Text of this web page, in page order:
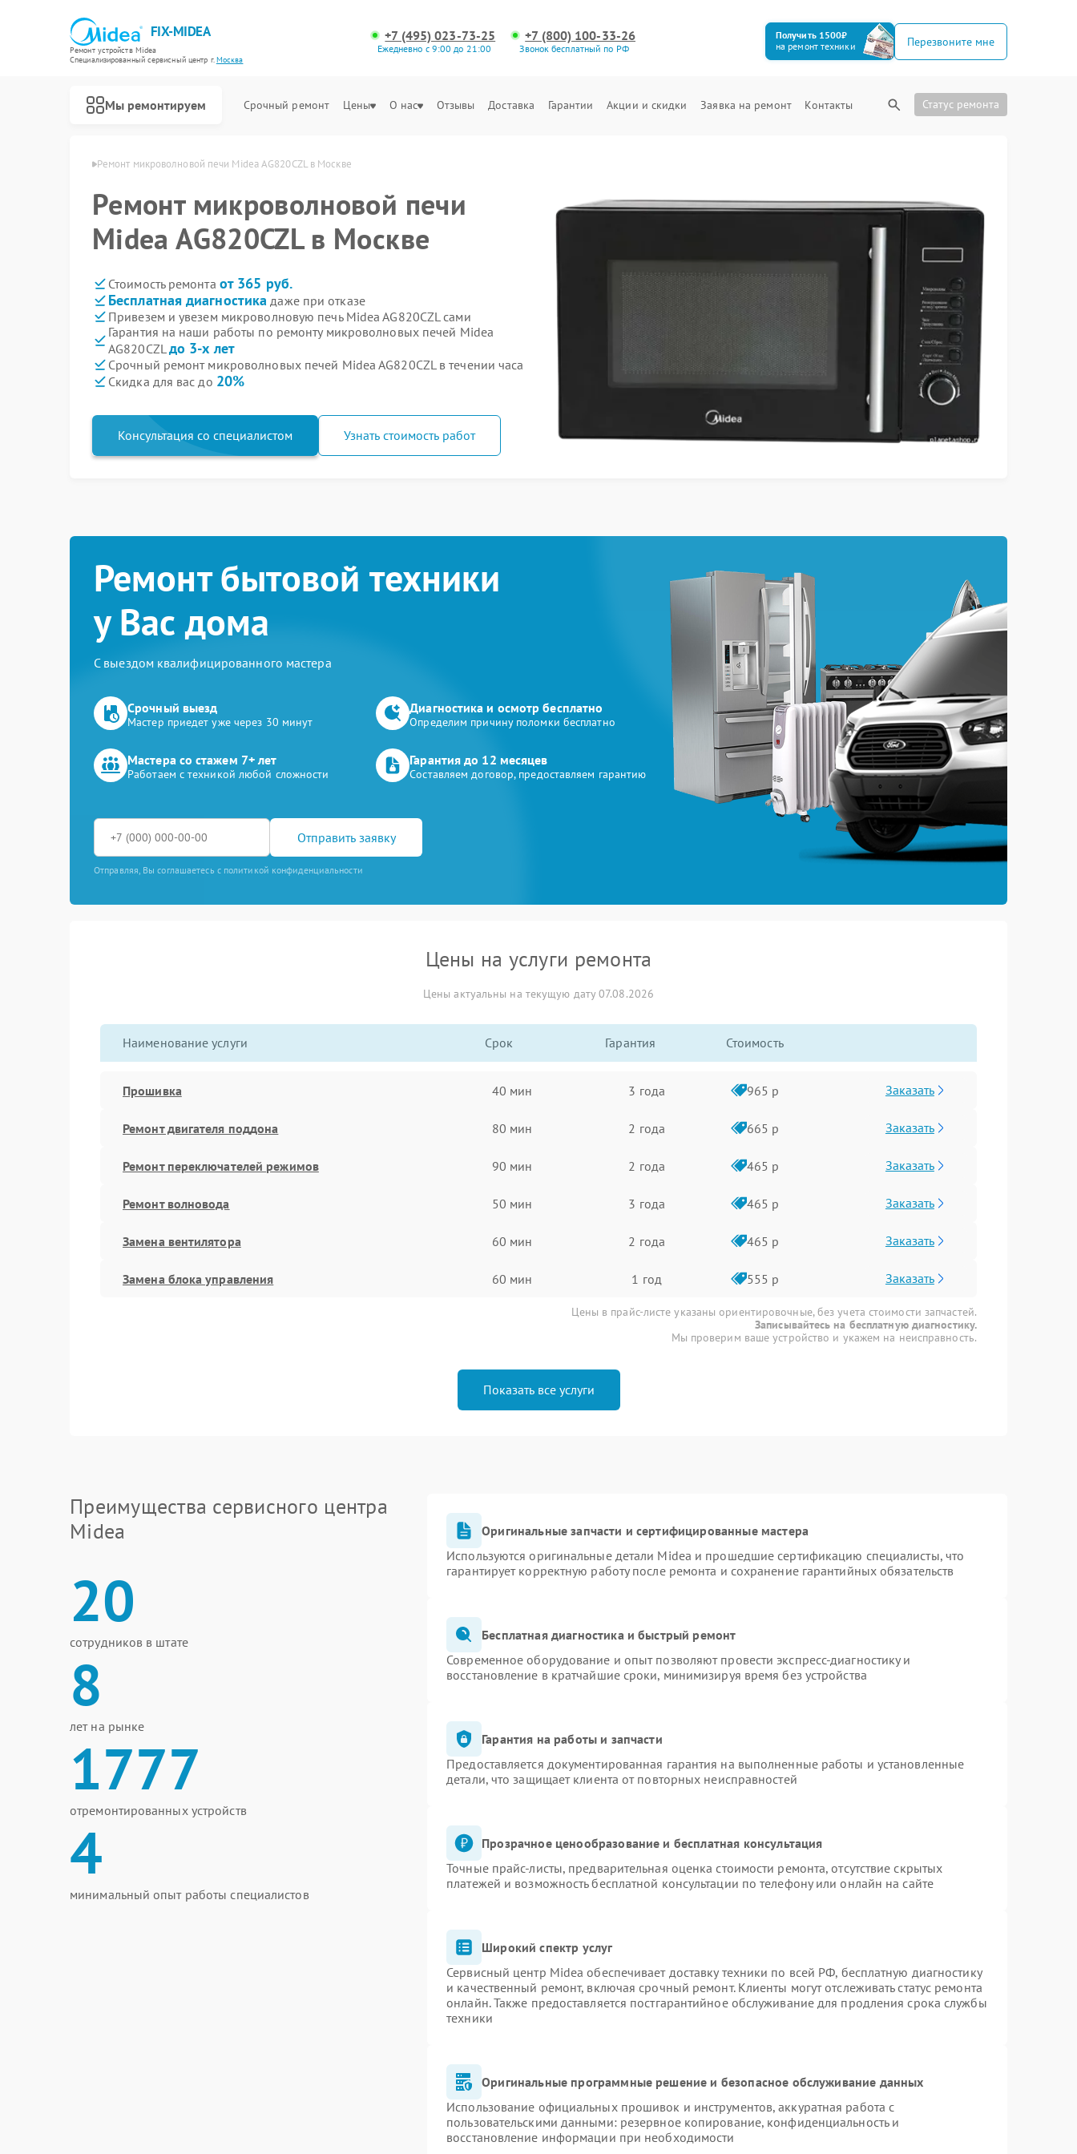
FIX-MIDEA
Ремонт устройств Midea
Специализированный cервисный центр г.Москва
+7 (495) 023-73-25
Ежедневно с 9:00 до 21:00
+7 (800) 100-33-26
Звонок бесплатный по РФ
Получить 1500₽
на ремонт техники
Перезвоните мне
Мы ремонтируем Срочный ремонт Цены О нас Отзывы Доставка Гарантии Акции и скидки Заявка на ремонт Контакты Статус ремонта
Ремонт микроволновой печи Midea AG820CZL в Москве
Ремонт микроволновой печи
Midea AG820CZL в Москве
Стоимость ремонта от 365 руб.
Бесплатная диагностика даже при отказе
Привезем и увезем микроволновую печь Midea AG820CZL сами
Гарантия на наши работы по ремонту микроволновых печей Midea
AG820CZLдо 3-х лет
Срочный ремонт микроволновых печей Midea AG820CZL в течении часа
Скидка для вас до 20%
Консультация со специалистом Узнать стоимость работ
Ремонт бытовой техники
у Вас дома
С выездом квалифицированного мастера
Срочный выезд
Мастер приедет уже через 30 минут
Диагностика и осмотр бесплатно
Определим причину поломки бесплатно
Мастера со стажем 7+ лет
Работаем с техникой любой сложности
Гарантия до 12 месяцев
Составляем договор, предоставляем гарантию
Отправить заявку
Отправляя, Вы соглашаетесь с политикой конфиденциальности
Цены на услуги ремонта
Цены актуальны на текущую дату 07.08.2026
Наименование услуги Срок Гарантия Стоимость
Прошивка 40 мин 3 года 965 р Заказать
Ремонт двигателя поддона 80 мин 2 года 665 р Заказать
Ремонт переключателей режимов 90 мин 2 года 465 р Заказать
Ремонт волновода 50 мин 3 года 465 р Заказать
Замена вентилятора 60 мин 2 года 465 р Заказать
Замена блока управления 60 мин 1 год 555 р Заказать
Цены в прайс-листе указаны ориентировочные, без учета стоимости запчастей.
Записывайтесь на бесплатную диагностику.
Мы проверим ваше устройство и укажем на неисправность.
Показать все услуги
Преимущества сервисного центра
Midea
20
сотрудников в штате
8
лет на рынке
1777
отремонтированных устройств
4
минимальный опыт работы специалистов
Оригинальные запчасти и сертифицированные мастера
Используются оригинальные детали Midea и прошедшие сертификацию специалисты, что
гарантирует корректную работу после ремонта и сохранение гарантийных обязательств
Бесплатная диагностика и быстрый ремонт
Современное оборудование и опыт позволяют провести экспресс-диагностику и
восстановление в кратчайшие сроки, минимизируя время без устройства
Гарантия на работы и запчасти
Предоставляется документированная гарантия на выполненные работы и установленные
детали, что защищает клиента от повторных неисправностей
Прозрачное ценообразование и бесплатная консультация
Точные прайс-листы, предварительная оценка стоимости ремонта, отсутствие скрытых
платежей и возможность бесплатной консультации по телефону или онлайн на сайте
Широкий спектр услуг
Сервисный центр Midea обеспечивает доставку техники по всей РФ, бесплатную диагностику
и качественный ремонт, включая срочный ремонт. Клиенты могут отслеживать статус ремонта
онлайн. Также предоставляется постгарантийное обслуживание для продления срока службы
техники
Оригинальные программные решение и безопасное обслуживание данных
Использование официальных прошивок и инструментов, аккуратная работа с
пользовательскими данными: резервное копирование, конфиденциальность и
восстановление информации при необходимости